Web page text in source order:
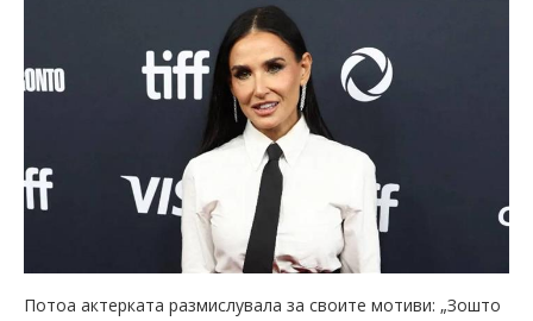
Потоа актерката размислувала за своите мотиви: „Зошто